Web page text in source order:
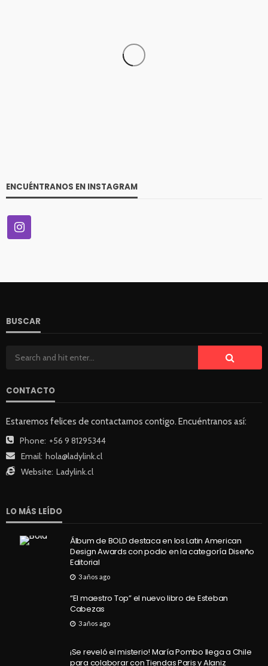
VITRINA
TECNOLOGÍA
“Conciencia en Todas: Recicla” de Entel:¿Celulares
en desuso? Llega la ruta circular a la Región
Metropolitana
Andrea Essus 2 días ago
ENTERTAINMENT PANORAMAS
“Harry Potter y la piedra filosofal” vuelve a la
2 días ago 58
ENCUÉNTRANOS EN INSTAGRAM
BUSCAR
CONTACTO
Estaremos felices de contactarnos contigo. Encuéntranos así:
Phone: +56 9 81295344
Email: hola@ladylink.cl
Website: Ladylink.cl
LO MÁS LEÍDO
Álbum de BOLD destaca en los Latin American
Design Awards con podio en la categoría Diseño
Editorial
3 años ago
“El maestro Top” el nuevo libro de Esteban
Cabezas
3 años ago
¡Se reveló el misterio! María Pombo llega a Chile
para colaborar con Tiendas Paris y Alaniz